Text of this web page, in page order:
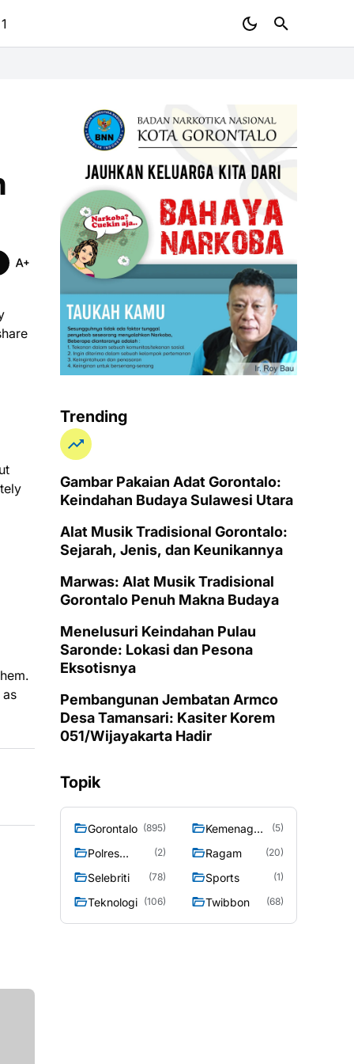
as
Trending
Gambar Pakaian Adat Gorontalo:
Keindahan Budaya Sulawesi Utara
Alat Musik Tradisional Gorontalo:
Sejarah, Jenis, dan Keunikannya
Marwas: Alat Musik Tradisional
Gorontalo Penuh Makna Budaya
Menelusuri Keindahan Pulau
Saronde: Lokasi dan Pesona
Eksotisnya
Pembangunan Jembatan Armco
Desa Tamansari: Kasiter Korem
051/Wijayakarta Hadir
Topik
Gorontalo (895)
Kemenag
(5)
Polres
(2) Ragam (20)
Selebriti (78) Sports (1)
Teknologi (106) Twibbon (68)